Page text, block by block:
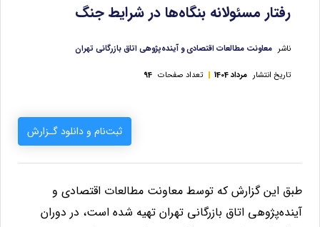
رفتار مسئولانه بنگاه‌ها در شرایط جنگ
ناشر معاونت مطالعات اقتصادی و آینده‌پژوهی اتاق بازرگانی تهران
تاریخ انتشار مرداد 1404 تعداد صفحات 94
ثبت‌نام و دانلود گـزارش
طبق این گزارش که توسط معاونت مطالعات اقتصادی و
آینده‌پژوهی اتاق بازرگانی تهران تهیه شده است، در دوران